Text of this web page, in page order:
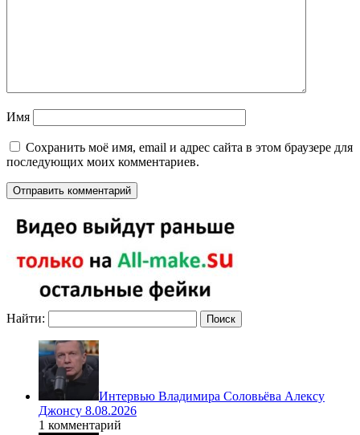
Имя
Сохранить моё имя, email и адрес сайта в этом браузере для
последующих моих комментариев.
Найти:
Интервью Владимира Соловьёва Алексу
Джонсу 8.08.2026
1 комментарий